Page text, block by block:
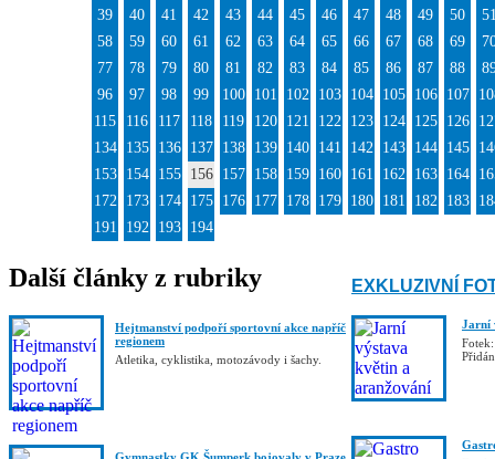
39
40 41 42 43 44 45 46 47 48 49 50
58
59 60 61 62 63 64 65 66 67 68 69
77
78 79 80 81 82 83 84 85 86 87 88
96
97 98 99 100 101 102 103 104 105 106 107
115
116 117 118 119 120 121 122 123 124 125 126
134
135 136 137 138 139 140 141 142 143 144 145
153
154 155 156 157 158 159 160 161 162 163 164
172
173 174 175 176 177 178 179 180 181 182 183
191
192 193 194
Další články z rubriky
Hejtmanství podpoří sportovní akce napříč
regionem
Atletika, cyklistika, motozávody i šachy.
EXKLUZIVNÍ
Jarní